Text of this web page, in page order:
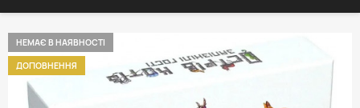
НЕМАЄ В НАЯВНОСТІ
ДОПОВНЕННЯ